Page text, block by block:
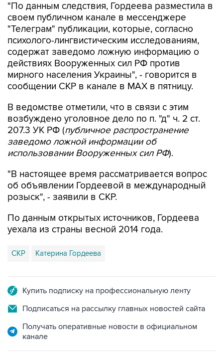
"По данным следствия, Гордеева разместила в
своем публичном канале в мессенджере
"Телеграм" публикации, которые, согласно
психолого-лингвистическим исследованиям,
содержат заведомо ложную информацию о
действиях Вооруженных сил РФ против
мирного населения Украины", - говорится в
сообщении СКР в канале в MAX в пятницу.
В ведомстве отметили, что в связи с этим
возбуждено уголовное дело по п. "д" ч. 2 ст.
207.3 УК РФ (публичное распространение
заведомо ложной информации об
использовании Вооруженных сил РФ).
"В настоящее время рассматривается вопрос
об объявлении Гордеевой в международный
розыск", - заявили в СКР.
По данным открытых источников, Гордеева
уехала из страны весной 2014 года.
СКР Катерина Гордеева
Купить подписку на профессиональную ленту
Подписаться на рассылку главных новостей сайта
Получать оперативные новости в официальном
канале